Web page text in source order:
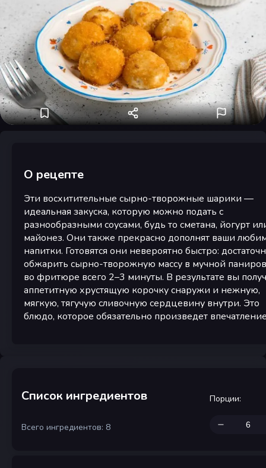
О рецепте
Эти восхитительные сырно-творожные шарики —
идеальная закуска, которую можно подать с
разнообразными соусами, будь то сметана, йогурт
майонез. Они также прекрасно дополнят ваши
напитки. Готовятся они невероятно быстро:
обжарить сырно-творожную массу в мучной
во фритюре всего 2–3 минуты. В результате вы
аппетитную хрустящую корочку снаружи и нежную,
мягкую, тягучую сливочную сердцевину внутри. Это
блюдо, которое обязательно произведет
Список ингредиентов
Всего ингредиентов: 8
Порции: